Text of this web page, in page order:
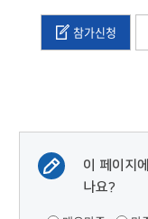
팀 당 3~4명
- 학생: 제천시
(영상, 애니메이
※ 콘텐츠 제작에
참가신청
이 페이지
나요?